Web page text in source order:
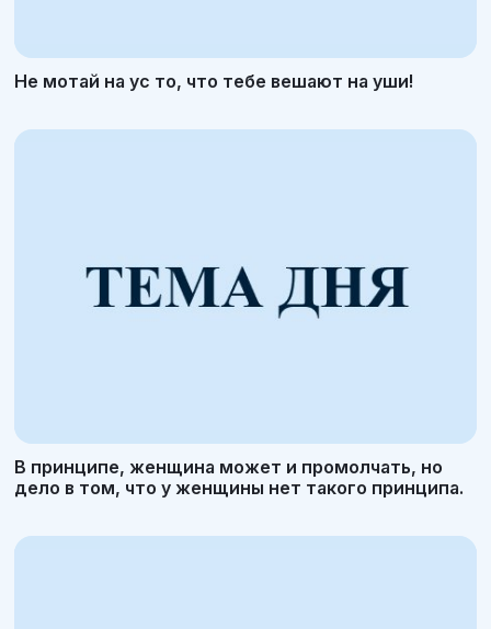
Не мотай на ус то, что тебе вешают на уши!
В принципе, женщина может и промолчать, но
дело в том, что у женщины нет такого принципа.